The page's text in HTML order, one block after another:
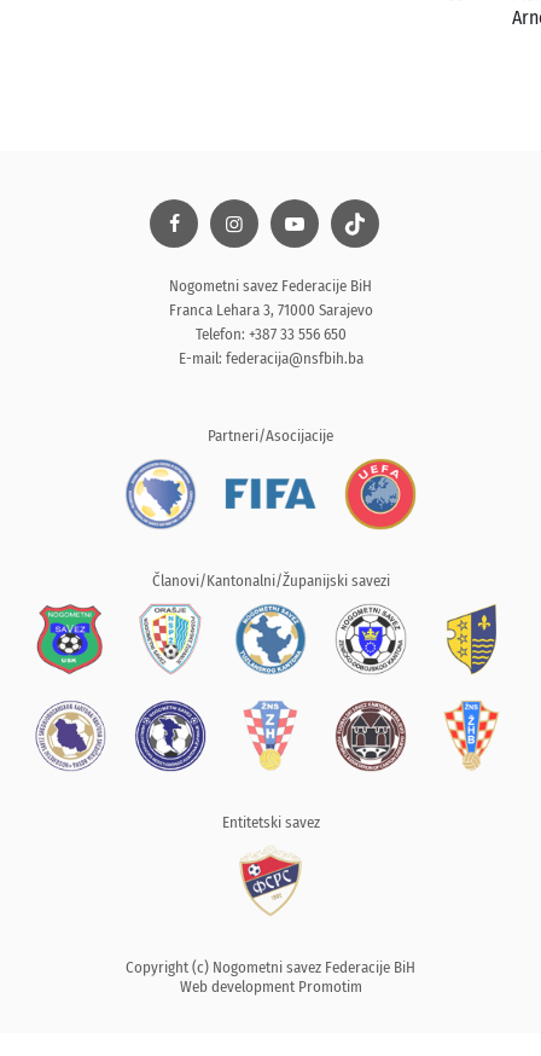
Nogometni savez Federacije BiH
Franca Lehara 3, 71000 Sarajevo
Telefon: +387 33 556 650
E-mail: federacija@nsfbih.ba
Partneri/Asocijacije
Članovi/Kantonalni/Županijski savezi
Entitetski savez
Copyright (c) Nogometni savez Federacije BiH
Web development Promotim